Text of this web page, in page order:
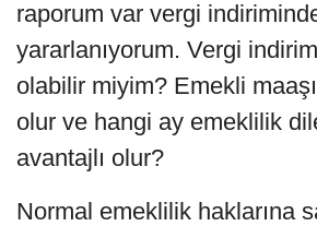
raporum var vergi
yararlanıyorum. Vergi
olabilir miyim? Emekli
olur ve hangi ay emeklilik
avantajlı olur?
Normal emeklilik haklarına